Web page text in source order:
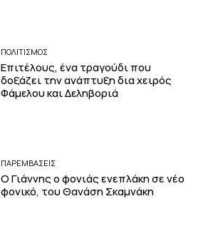
ΠΟΛΙΤΙΣΜΟΣ
Επιτέλους, ένα τραγούδι που
δοξάζει την ανάπτυξη δια χειρός
Φάμελου και Δεληβοριά
ΠΑΡΕΜΒΑΣΕΙΣ
Ο Γιάννης ο φονιάς ενεπλάκη σε νέο
φονικό, του Θανάση Σκαμνάκη